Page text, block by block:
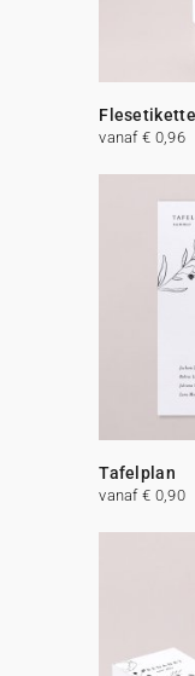
vanaf € 0,96
Tafelplan
vanaf € 0,90